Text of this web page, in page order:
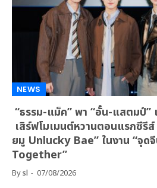
NEWS
“ธรรม-แม็ค” พา “อั๋น-แสตมป์”
เสิร์ฟโมเมนต์หวานตอนแรกซีรี
ยมู Unlucky Bae” ในงาน “จุ
Together”
Bysl 07/08/2026